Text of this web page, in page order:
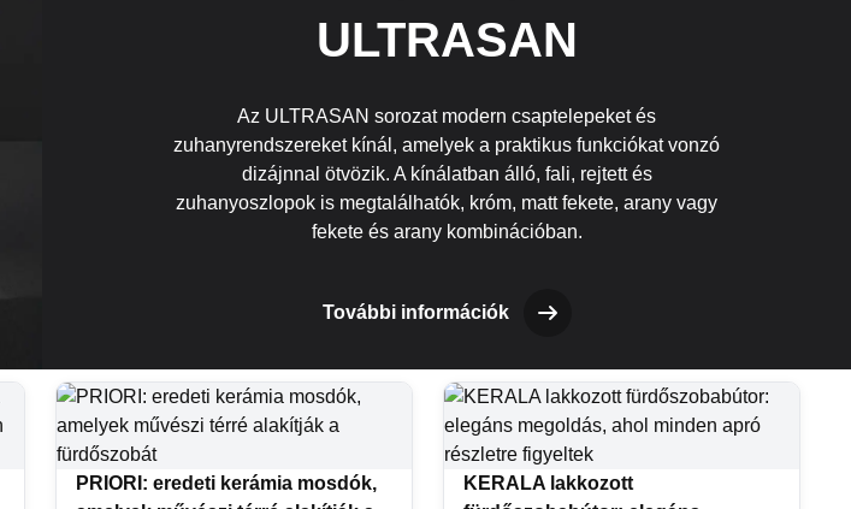
ULTRASAN
Az ULTRASAN sorozat modern csaptelepeket és
zuhanyrendszereket kínál, amelyek a praktikus funkciókat vonzó
dizájnnal ötvözik. A kínálatban álló, fali, rejtett és
zuhanyoszlopok is megtalálhatók, króm, matt fekete, arany vagy
fekete és arany kombinációban.
További információk
PRIORI: eredeti kerámia mosdók,
KERALA lakkozott